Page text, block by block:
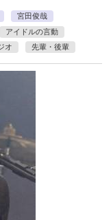
宮田俊哉
アイドルの言動
オ 先輩・後輩